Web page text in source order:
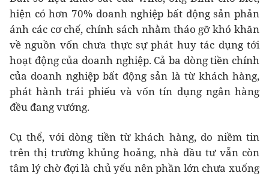
hiện có hơn 70% doanh nghiệp bất động sản phản
ánh các cơ chế, chính sách nhằm tháo gỡ khó khăn
về nguồn vốn chưa thực sự phát huy tác dụng tới
hoạt động của doanh nghiệp. Cả ba dòng tiền chính
của doanh nghiệp bất động sản là từ khách hàng,
phát hành trái phiếu và vốn tín dụng ngân hàng
đều đang vướng.
Cụ thể, với dòng tiền từ khách hàng, do niềm tin
trên thị trường khủng hoảng, nhà đầu tư vẫn còn
tâm lý chờ đợi là chủ yếu nên phần lớn chưa xuống